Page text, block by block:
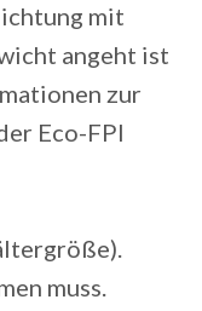
mit
angeht ist
zur
Eco-FPI
muss.